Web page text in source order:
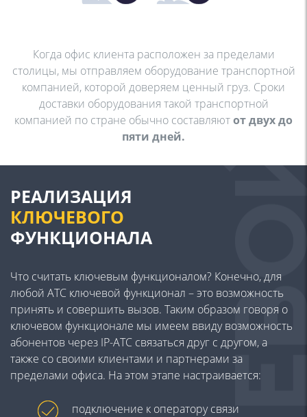
Когда офис клиента расположен за пределами
столицы, мы отправляем оборудование транспортной
компанией, которой доверяем ценный груз. Сроки
доставки оборудования такой транспортной
компанией по стране обычно составляютот двух до
пяти дней.
РЕАЛИЗАЦИЯ
КЛЮЧЕВОГО
ФУНКЦИОНАЛА
Что считать ключевым функционалом? Конечно, для
любой АТС ключевой функционал – это возможность
принять и совершить вызов. Таким образом говоря о
ключевом функционале мы имеем ввиду возможность
абонентов через IP-АТС связаться друг с другом, а
также со своими клиентами и партнерами за
пределами офиса. На этом этапе настраивается:
подключение к оператору связи